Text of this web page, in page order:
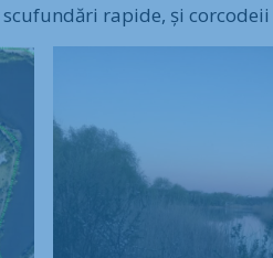
rapide, și